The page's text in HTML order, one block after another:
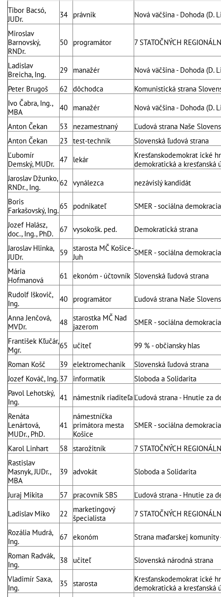
Tibor Bacsó,
JUDr.
34 právnik
Nová väčšina - Dohoda (D.
Miroslav
Barnovský,
RNDr.
50 programátor 7 STATOČNÝCH
Ladislav
Breicha, Ing.
29 manažér
Nová väčšina - Dohoda (D.
Peter Brugoš
62 dôchodca
Komunistická strana
Ivo Čabra, Ing.,
MBA
40 manažér
Nová väčšina - Dohoda (D.
Anton Čekan
53 nezamestnaný
Ľudová strana Naše
Anton Čekan
23 test-technik
Slovenská ľudová strana
Ľubomír
Demský, MUDr. 47 lekár
Kresťanskodemokrat ické
demokratická a kresťanská
Jaroslav Džunko,
RNDr., Ing.
62 vynálezca
nezávislý kandidát
Boris
Farkašovský, Ing.65 podnikateľ
SMER - sociálna demokracia
Jozef Halász,
doc., Ing., PhD.
67 vysokošk. ped.
Demokratická strana
Jaroslav Hlinka,
JUDr.
59 starosta MČ Košice-
Juh
SMER - sociálna demokracia
Mária
Hofmanová
61 ekonóm - účtovník Slovenská ľudová strana
Rudolf Iškovič,
Ing.
40 programátor
Ľudová strana Naše
Anna Jenčová,
MVDr.
48
starostka MČ Nad
jazerom
SMER - sociálna demokracia
František Kľučár,
Mgr.
65 učiteľ
99 % - občiansky hlas
Roman Košč
39 elektromechanik
Slovenská ľudová strana
Jozef Kováč, Ing. 37 informatik
Sloboda a Solidarita
Pavol Lehotský,
Ing.
41 námestník riaditeľa Ľudová strana - Hnutie za
Renáta
Lenártová,
MUDr., PhD.
41
námestníčka
primátora mesta
Košice
SMER - sociálna demokracia
Karol Linhart 58 starožitník
7 STATOČNÝCH
Rastislav
Masnyk, JUDr.,
MBA
39 advokát Sloboda a Solidarita
Juraj Mikita 57 pracovník SBS
Ľudová strana - Hnutie za
Ladislav Miko
22
marketingový
špecialista
7 STATOČNÝCH
Rozália Mudrá,
Ing.
67 ekonóm
Strana maďarskej komunity
Roman Radvák,
Ing.
38 učiteľ
Slovenská národná strana
Vladimír Saxa,
Ing.
35 starosta
Kresťanskodemokrat ické
demokratická a kresťanská